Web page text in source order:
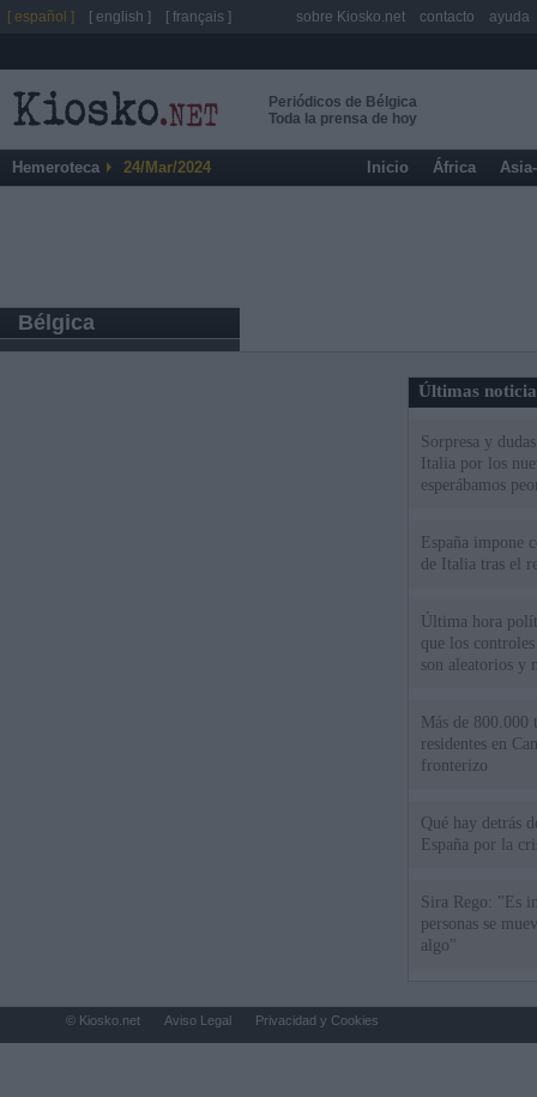
Periódicos de Bélgica
Toda la prensa de hoy
Hemeroteca 24/Mar/2024 Inicio África
Bélgica
Últimas
Sorpresa y
Italia por los
esperábamos
España impone
de Italia tras el
Última hora
que los
son aleatorios y
Más de 800.000
residentes en
fronterizo
Qué hay detrás
España por la
Sira Rego: "Es
personas se
algo"
[ español ] [ english ] [ français ] sobre Kiosko.net contacto ayuda
© Kiosko.net Aviso Legal Privacidad y Cookies